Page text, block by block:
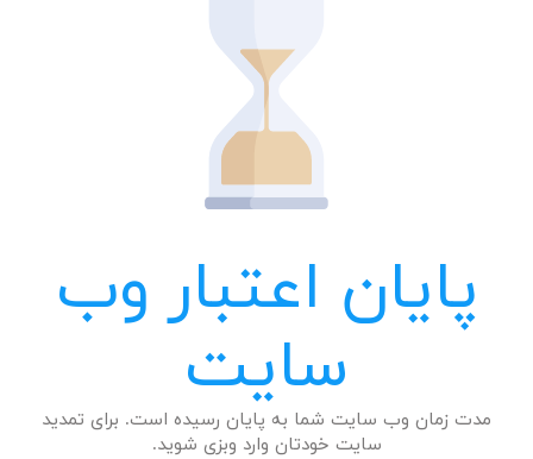
پایان اعتبار وب
سایت
مدت زمان وب سایت شما به پایان رسیده است. برای تمدید
سایت خودتان وارد وبزی شوید.